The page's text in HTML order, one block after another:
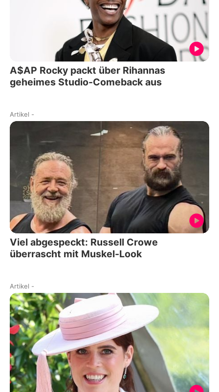
A$AP Rocky packt über Rihannas
geheimes Studio-Comeback aus
Artikel -
Viel abgespeckt: Russell Crowe
überrascht mit Muskel-Look
Artikel -